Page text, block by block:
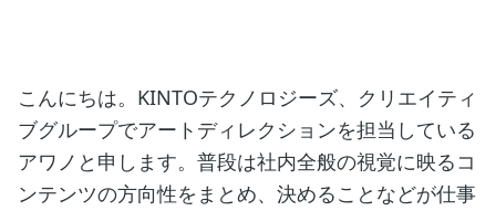
こんにちは。KINTOテクノロジーズ、クリエイティ
ブグループでアートディレクションを担当している
アワノと申します。普段は社内全般の視覚に映るコ
ンテンツの方向性をまとめ、決めることなどが仕事